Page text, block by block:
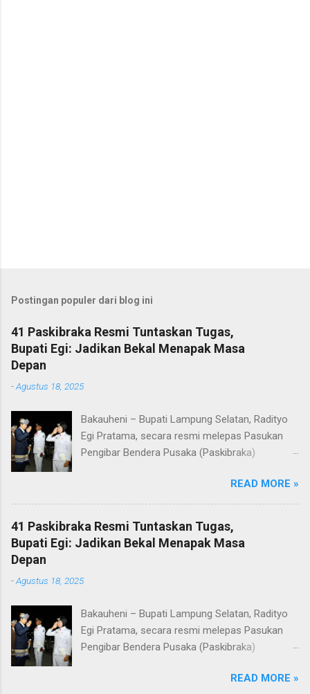
Postingan populer dari blog ini
41 Paskibraka Resmi Tuntaskan Tugas,
Bupati Egi: Jadikan Bekal Menapak Masa
Depan
-Agustus 18, 2025
Bakauheni – Bupati Lampung Selatan, Radityo
Egi Pratama, secara resmi melepas Pasukan
Pengibar Bendera Pusaka (Paskibraka)
Pelepasan dilakukan usai upacara penurunan
bendera di Lapangan Menara Siger, Bakauheni,
Minggu malam (17/8/2025). Sebanyak 41
anggota Paskibraka yang sebelumnya sukses
mengibarkan Sang Saka Merah Putih pada
Indonesia di Kabupaten Lampung Selatan, kini
dengan penuh apresiasi atas dedikasi, disiplin,
dan semangat kebangsaan yang ditunjukkan
sepanjang rangkaian acara. Dalam
bangga dan terima kasih kepada seluruh
READ MORE »
41 Paskibraka Resmi Tuntaskan Tugas,
Bupati Egi: Jadikan Bekal Menapak Masa
Depan
-Agustus 18, 2025
Bakauheni – Bupati Lampung Selatan, Radityo
Egi Pratama, secara resmi melepas Pasukan
Pengibar Bendera Pusaka (Paskibraka)
Pelepasan dilakukan usai upacara penurunan
READ MORE »